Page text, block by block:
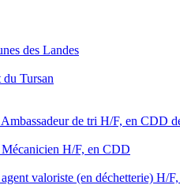
des Landes
Tursan
de tri H/F, en CDD
H/F, en CDD
valoriste (en déchetterie) H/